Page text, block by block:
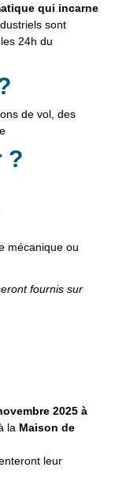
qui incarne
sont
24h du
de vol, des
?
mécanique ou
fournis sur
2025 à
à la Maison de
leur